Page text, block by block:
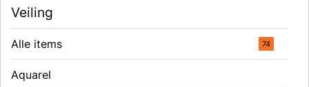
Veiling
Alle items 74
Aquarel